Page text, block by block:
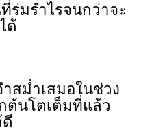
ร่มรำไรจนกว่าจะ
ด้
สม่ำเสมอในช่วง
ต้นโตเต็มที่แล้ว